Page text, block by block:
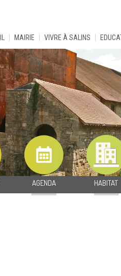
MAIRIE VIVRE À SALINS
AGENDA HABITAT